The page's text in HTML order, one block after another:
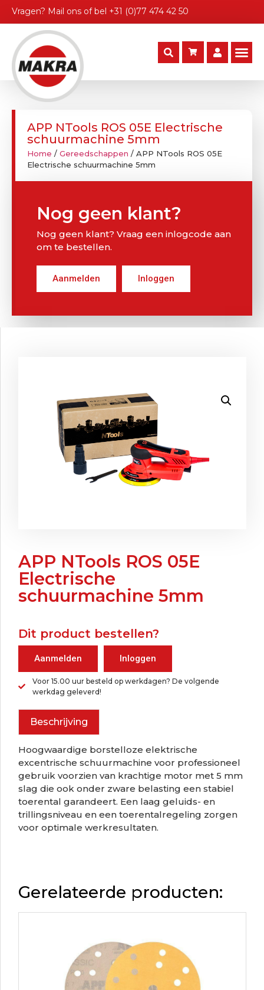
Vragen? Mail ons of bel +31 (0)77 474 42 50
APP NTools ROS 05E Electrische
schuurmachine 5mm
Home / Gereedschappen / APP NTools ROS 05E
Electrische schuurmachine 5mm
Nog geen klant?
Nog geen klant? Vraag een inlogcode aan
om te bestellen.
Aanmelden Inloggen
APP NTools ROS 05E
Electrische
schuurmachine 5mm
Dit product bestellen?
Aanmelden Inloggen
Voor 15.00 uur besteld op werkdagen? De volgende
werkdag geleverd!
Beschrijving
Hoogwaardige borstelloze elektrische
excentrische schuurmachine voor professioneel
gebruik voorzien van krachtige motor met 5 mm
slag die ook onder zware belasting een stabiel
toerental garandeert. Een laag geluids- en
trillingsniveau en een toerentalregeling zorgen
voor optimale werkresultaten.
Gerelateerde producten: